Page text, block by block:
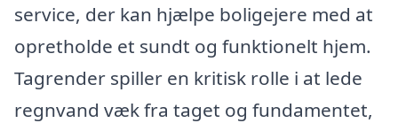
service, der kan hjælpe boligejere med at
opretholde et sundt og funktionelt hjem.
Tagrender spiller en kritisk rolle i at lede
regnvand væk fra taget og fundamentet,